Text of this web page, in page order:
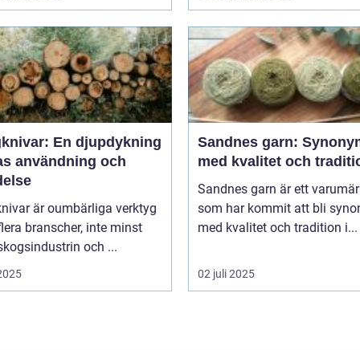
En djupdykning
användning och
är oumbärliga verktyg
branscher, inte minst
och ...
Sandnes garn:
med kvalitet och
Sandnes garn är ett
som har kommit att bli
med kvalitet och tradition i...
02 juli 2025